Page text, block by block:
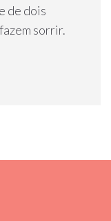
de dois
sorrir.